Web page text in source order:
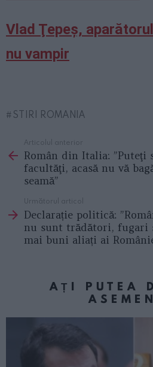
Vlad Ţepeş,
nu vampir
STIRI ROMANIA
more
Articolul anterior
Român din Italia: ”Puteţi
facultăţi, acasă nu vă
seamă”
Următorul articol
Declarație politică:
nu sunt trădători, fugari
mai buni aliați ai
AȚI PUTEA